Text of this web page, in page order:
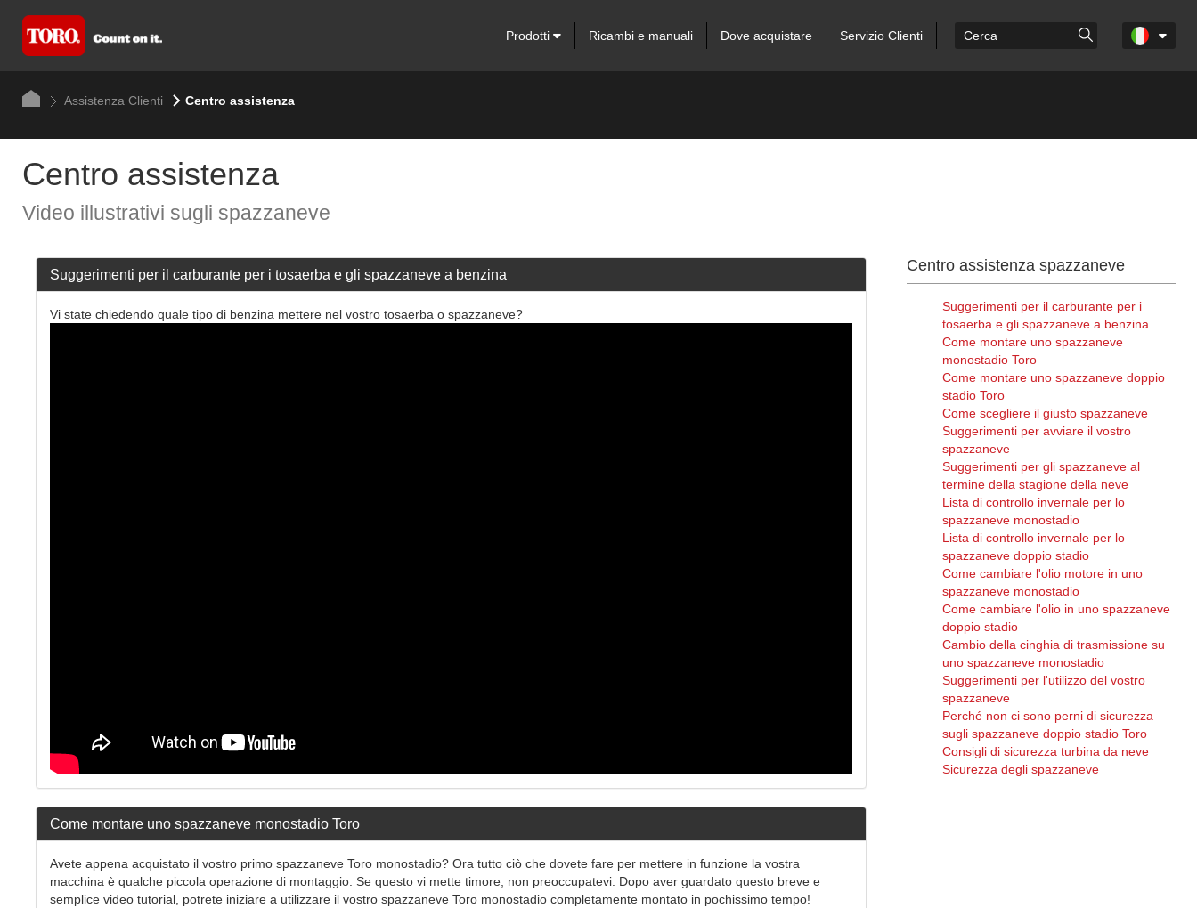
Prodotti Ricambi e manuali Dove acquistare Servizio Clienti
Assistenza Clienti Centro assistenza
Centro assistenza
Video illustrativi sugli spazzaneve
Centro assistenza spazzaneve
Suggerimenti per il carburante per i
tosaerba e gli spazzaneve a benzina
Come montare uno spazzaneve
monostadio Toro
Come montare uno spazzaneve doppio
stadio Toro
Come scegliere il giusto spazzaneve
Suggerimenti per avviare il vostro
spazzaneve
Suggerimenti per gli spazzaneve al
termine della stagione della neve
Lista di controllo invernale per lo
spazzaneve monostadio
Lista di controllo invernale per lo
spazzaneve doppio stadio
Come cambiare l'olio motore in uno
spazzaneve monostadio
Come cambiare l'olio in uno spazzaneve
doppio stadio
Cambio della cinghia di trasmissione su
uno spazzaneve monostadio
Suggerimenti per l'utilizzo del vostro
spazzaneve
Perché non ci sono perni di sicurezza
sugli spazzaneve doppio stadio Toro
Consigli di sicurezza turbina da neve
Sicurezza degli spazzaneve
Suggerimenti per il carburante per i tosaerba e gli spazzaneve a benzina
Vi state chiedendo quale tipo di benzina mettere nel vostro tosaerba o spazzaneve?
Come montare uno spazzaneve monostadio Toro
Avete appena acquistato il vostro primo spazzaneve Toro monostadio? Ora tutto ciò che dovete fare per mettere in funzione la vostra
macchina è qualche piccola operazione di montaggio. Se questo vi mette timore, non preoccupatevi. Dopo aver guardato questo breve e
semplice video tutorial, potrete iniziare a utilizzare il vostro spazzaneve Toro monostadio completamente montato in pochissimo tempo!